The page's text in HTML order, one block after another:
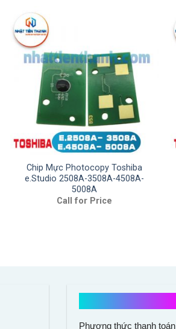
Chip Mực Photocopy Toshiba
e.Studio 2508A-3508A-4508A-
5008A
Call for Price
Phương thức thanh toán